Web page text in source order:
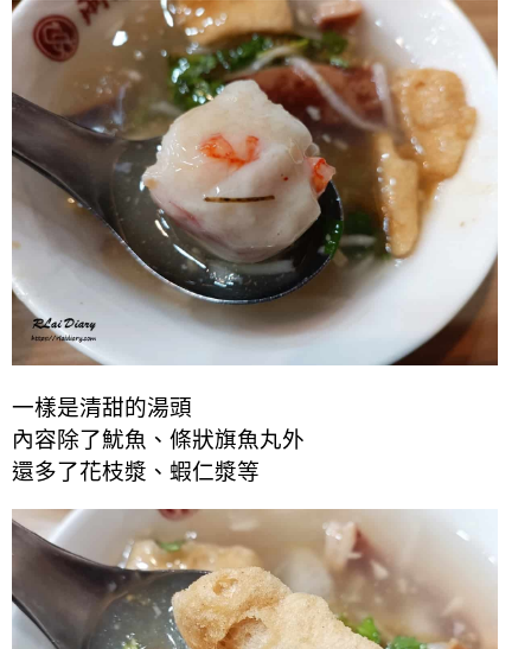
一樣是清甜的湯頭
內容除了魷魚、條狀旗魚丸外
還多了花枝漿、蝦仁漿等